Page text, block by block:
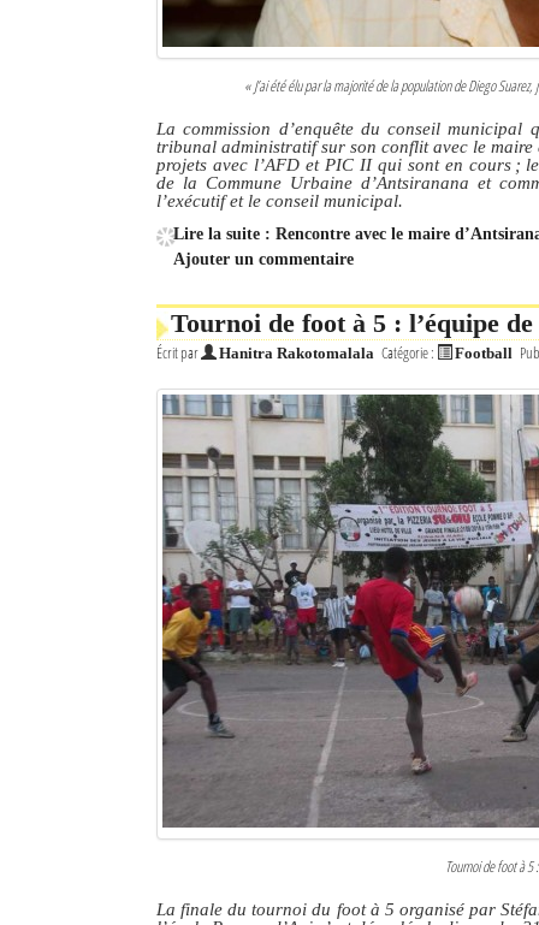
« J’ai été élu par la majorité de la population de Diego
La commission d’enquête du conseil
tribunal administratif sur son conflit avec le
projets avec l’AFD et PIC II qui sont en cours ;
de la Commune Urbaine d’Antsiranana et
l’exécutif et le conseil municipal.
Lire la suite : Rencontre avec le maire
Ajouter un commentaire
Tournoi de foot à 5 : l’équipe
Écrit par Hanitra Rakotomalala Catégorie : Football
Tournoi de foot à
La finale du tournoi du foot à 5 organisé par